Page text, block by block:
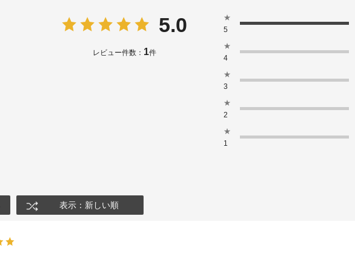
5.0
レビュー件数： 1件
★
5
★
4
★
3
★
2
★
1
表示：新しい順